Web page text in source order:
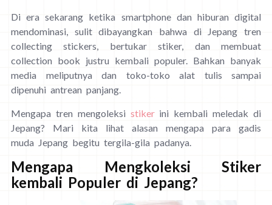
Di era sekarang ketika smartphone dan hiburan digital
mendominasi, sulit dibayangkan bahwa di Jepang tren
collecting stickers, bertukar stiker, dan membuat
collection book justru kembali populer. Bahkan banyak
media meliputnya dan toko-toko alat tulis sampai
dipenuhi antrean panjang.
Mengapa tren mengoleksi stikerini kembali meledak di
Jepang? Mari kita lihat alasan mengapa para gadis
muda Jepang begitu tergila-gila padanya.
Mengapa Mengkoleksi Stiker
kembali Populer di Jepang?